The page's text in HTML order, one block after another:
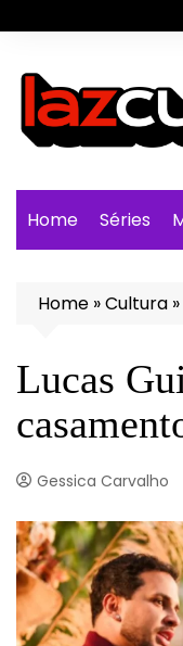
para
conteúdo
Home Séries
Home »Cultura »
Lucas
Gessica Carvalho